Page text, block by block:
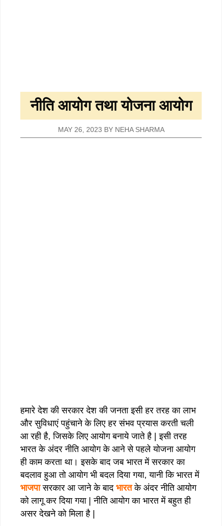
नीति आयोग तथा योजना आयोग
MAY 26, 2023 BY NEHA SHARMA
हमारे देश की सरकार देश की जनता इसी हर तरह का लाभ
और सुविधाएं पहुंचाने के लिए हर संभव प्रयास करती चली
आ रही है, जिसके लिए आयोग बनाये जाते है | इसी तरह
भारत के अंदर नीति आयोग के आने से पहले योजना आयोग
ही काम करता था। इसके बाद जब भारत में सरकार का
बदलाव हुआ तो आयोग भी बदल दिया गया, यानी कि भारत में
भाजपासरकार आ जाने के बाद भारतके अंदर नीति आयोग
को लागू कर दिया गया | नीति आयोग का भारत में बहुत ही
असर देखने को मिला है |